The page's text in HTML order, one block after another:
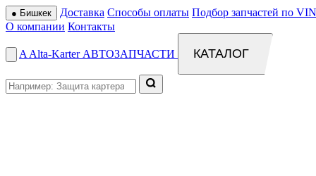
● Бишкек Доставка Способы оплаты Подбор запчастей по
О компании Контакты
A Alta-Karter АВТОЗАПЧАСТИ КАТАЛОГ